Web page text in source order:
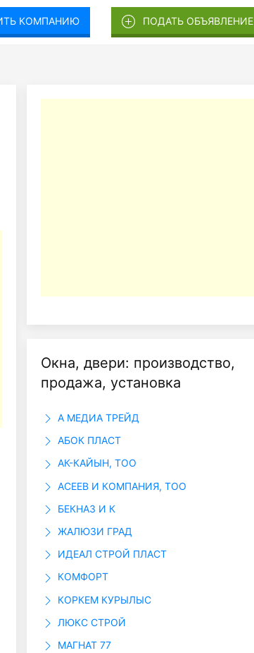
КОМПАНИЮ ПОДАТЬ ОБЪЯВЛЕНИЕ
Окна, двери: производство,
продажа, установка
А МЕДИА ТРЕЙД
АБОК ПЛАСТ
АК-КАЙЫН, ТОО
АСЕЕВ И КОМПАНИЯ, ТОО
БЕКНАЗ И К
ЖАЛЮЗИ ГРАД
ИДЕАЛ СТРОЙ ПЛАСТ
КОМФОРТ
КОРКЕМ КУРЫЛЫС
ЛЮКС СТРОЙ
МАГНАТ 77